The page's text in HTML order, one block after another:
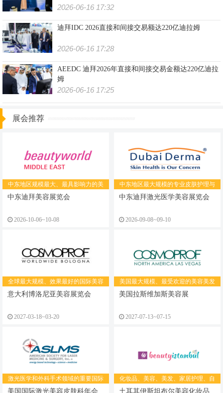
2026-06-16 17:32
迪拜IDC 2026直接和间接交易额达220亿迪拉姆
2026-06-16 17:28
AEEDC 迪拜2026年直接和间接交易金额达220亿迪拉
姆
2026-06-16 17:25
展会推荐
中东地区规模最大、最具影响力的美
容美发展览会
中东迪拜美容展览会
2026-10-06~10-08
中东地区最大规模的专业皮肤护理与
激光美容展览会
中东迪拜激光医学美容展览会
2026-09-08~09-10
全球最大规模、效果最好的国际美容
展
意大利博洛尼亚美容展览会
2027-03-18~03-20
美国最大规模、最受欢迎的美容美发
行业盛会
美国拉斯维加斯美容展
2027-07-13~07-15
激光医学和外科手术领域的重要国际
会议
美国国际激光美容皮肤科年会
化妆品、美容、美发、家居护理、自
有品牌、包装及配料展览会
土耳其伊斯坦布尔美容化妆品